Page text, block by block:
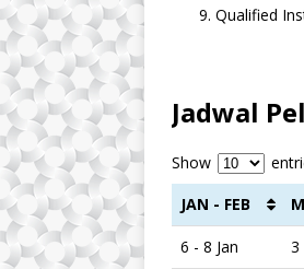
Qualified
Jadwal
Show
JAN - FEB
6 - 8 Jan 3